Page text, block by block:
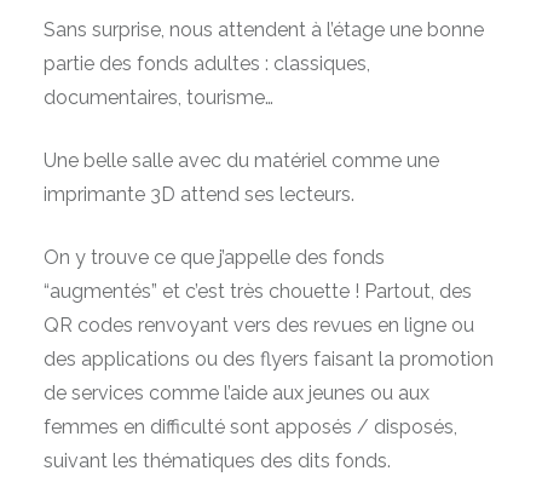
Sans surprise, nous attendent à l’étage une bonne
partie des fonds adultes : classiques,
documentaires, tourisme…
Une belle salle avec du matériel comme une
imprimante 3D attend ses lecteurs.
On y trouve ce que j’appelle des fonds
“augmentés” et c’est très chouette ! Partout, des
QR codes renvoyant vers des revues en ligne ou
des applications ou des flyers faisant la promotion
de services comme l’aide aux jeunes ou aux
femmes en difficulté sont apposés / disposés,
suivant les thématiques des dits fonds.